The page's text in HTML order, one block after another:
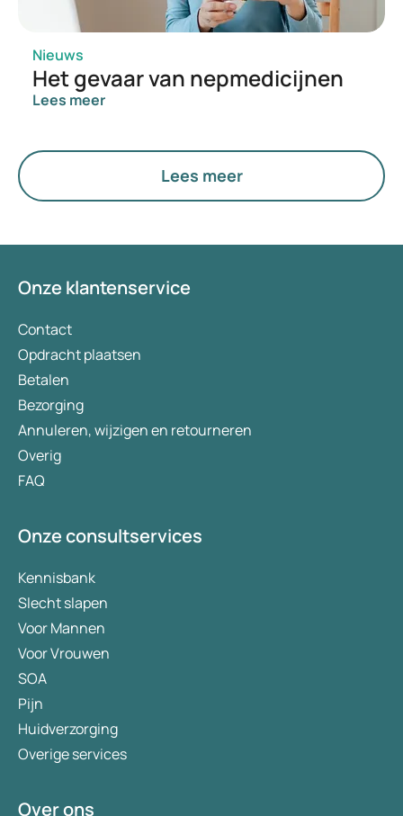
Nieuws
Het gevaar van nepmedicijnen
Lees meer
Lees meer
Onze klantenservice
Contact
Opdracht plaatsen
Betalen
Bezorging
Annuleren, wijzigen en retourneren
Overig
FAQ
Onze consultservices
Kennisbank
Slecht slapen
Voor Mannen
Voor Vrouwen
SOA
Pijn
Huidverzorging
Overige services
Over ons